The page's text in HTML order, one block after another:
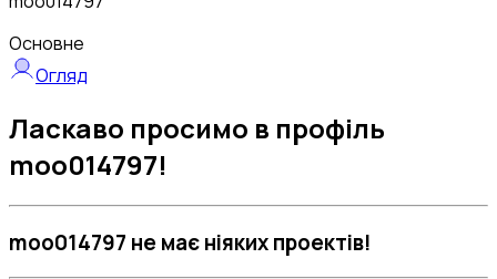
Основне
Огляд
Ласкаво просимо в профіль
moo014797!
moo014797 не має ніяких проектів!